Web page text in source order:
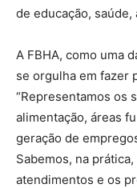
de educação,
A FBHA, como uma
se orgulha em fazer
“Representamos os
alimentação, áreas
geração de
Sabemos, na
atendimentos e os